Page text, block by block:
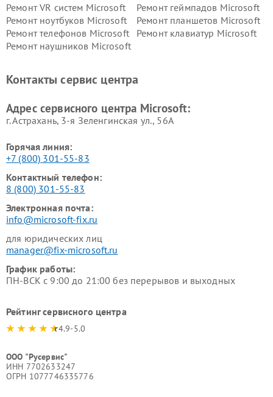
Ремонт VR систем Microsoft
Ремонт геймпадов Microsoft
Ремонт ноутбуков Microsoft
Ремонт планшетов Microsoft
Ремонт телефонов Microsoft
Ремонт клавиатур Microsoft
Ремонт наушников Microsoft
Контакты сервис центра
Адрес сервисного центра Microsoft:
г. Астрахань, 3-я Зеленгинская ул., 56А
Горячая линия:
+7 (800) 301-55-83
Контактный телефон:
8 (800) 301-55-83
Электронная почта:
info@microsoft-fix.ru
для юридических лиц
manager@fix-microsoft.ru
График работы:
ПН-ВСК с 9:00 до 21:00 без перерывов и выходных
Рейтинг сервисного центра
4.9-5.0
ООО "Русервис"
ИНН 7702633247
ОГРН 1077746335776